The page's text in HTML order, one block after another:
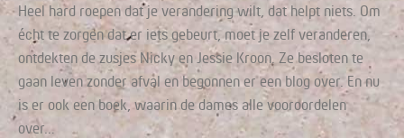
Heel hard roepen dat je verandering wilt, dat helpt niets. Om
écht te zorgen dat er iets gebeurt, moet je zelf veranderen,
ontdekten de zusjes Nicky en Jessie Kroon. Ze besloten te
gaan leven zonder afval en begonnen er een blog over. En nu
is er ook een boek, waarin de dames alle vooroordelen
over…